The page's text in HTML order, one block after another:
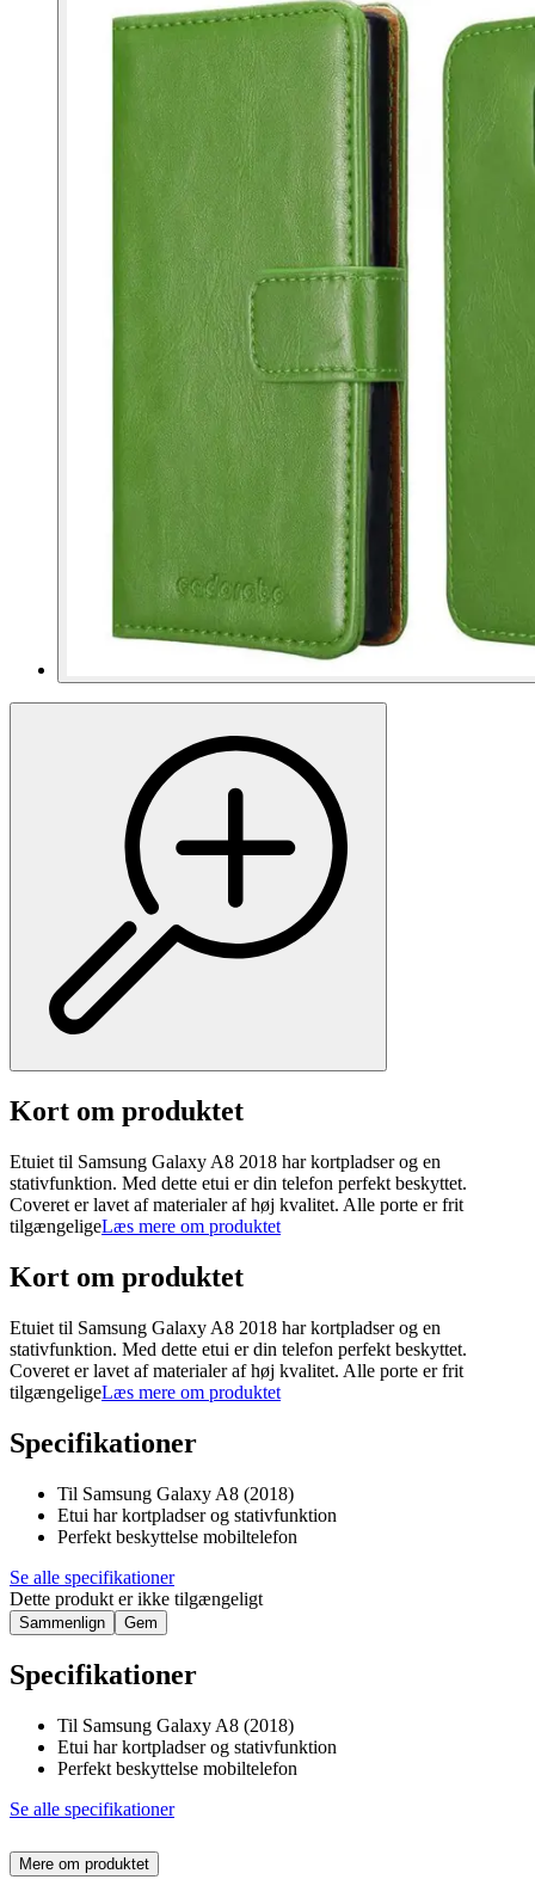
Kort om produktet
Etuiet til Samsung Galaxy A8 2018 har kortpladser og en
stativfunktion. Med dette etui er din telefon perfekt beskyttet.
Coveret er lavet af materialer af høj kvalitet. Alle porte er frit
tilgængeligeLæs mere om produktet
Kort om produktet
Etuiet til Samsung Galaxy A8 2018 har kortpladser og en
stativfunktion. Med dette etui er din telefon perfekt beskyttet.
Coveret er lavet af materialer af høj kvalitet. Alle porte er frit
tilgængeligeLæs mere om produktet
Specifikationer
Til Samsung Galaxy A8 (2018)
Etui har kortpladser og stativfunktion
Perfekt beskyttelse mobiltelefon
Se alle specifikationer
Dette produkt er ikke tilgængeligt
Sammenlign Gem
Specifikationer
Til Samsung Galaxy A8 (2018)
Etui har kortpladser og stativfunktion
Perfekt beskyttelse mobiltelefon
Se alle specifikationer
Mere om produktet